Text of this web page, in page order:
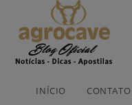
INÍCIO CONTATO